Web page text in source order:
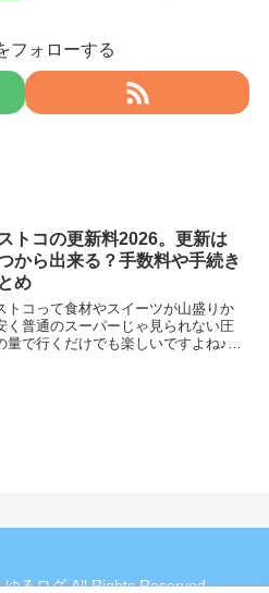
フォローする
トコの更新料2026。更新は
から出来る？手数料や手続き
め
トコって食材やスイーツが山盛りか
く普通のスーパーじゃ見られない圧
量で行くだけでも楽しいですよね♪で
るログ All Rights Reserved.